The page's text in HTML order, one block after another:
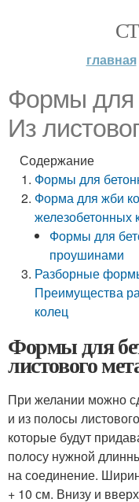
главная
Формы для
Из
Содержание
Формы для
Форма для жби
железобетонных
Формы для
проушинами
Разборные
Преимущества
колец
Формы для
листового
При желании можно
и из полосы
которые будут
полосу нужной
на соединение.
+ 10 см. Внизу и